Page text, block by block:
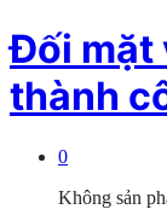
Đối mặt
thành
0
Không sản